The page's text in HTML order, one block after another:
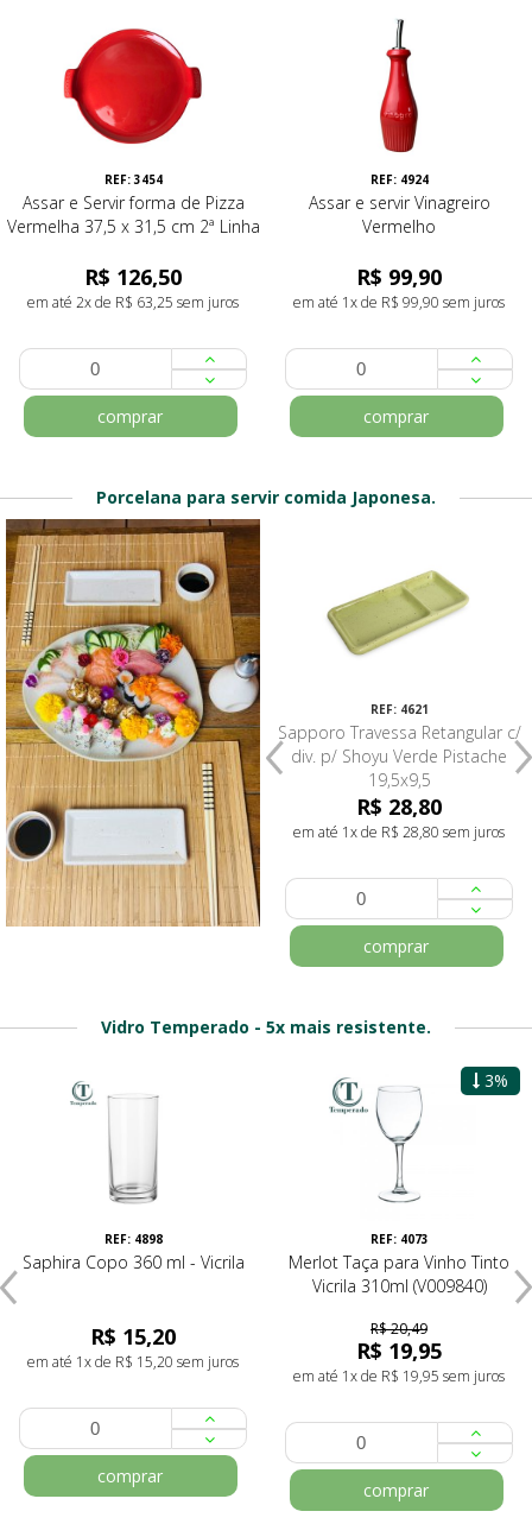
REF: 3454
Assar e Servir forma de Pizza
Vermelha 37,5 x 31,5 cm 2ª Linha
R$ 126,50
em até 2x de R$ 63,25 sem juros
comprar
REF: 4924
Assar e servir Vinagreiro
Vermelho
R$ 99,90
em até 1x de R$ 99,90 sem juros
comprar
Porcelana para servir comida Japonesa.
REF: 4620
Sapporo Travessa Retangular c/
div. p/ Shoyu Paçoca Creme
19,5x9,5
R$ 28,80
em até 1x de R$ 28,80 sem juros
REF: 4621
Sapporo Travessa Retangular c/
div. p/ Shoyu Verde Pistache
19,5x9,5
R$ 28,80
em até 1x de R$ 28,80 sem juros
comprar
Vidro Temperado - 5x mais resistente.
REF: 4898
Saphira Copo 360 ml - Vicrila
R$ 15,20
em até 1x de R$ 15,20 sem juros
comprar
3%
REF: 4073
Merlot Taça para Vinho Tinto
Vicrila 310ml (V009840)
R$ 20,49
R$ 19,95
em até 1x de R$ 19,95 sem juros
comprar